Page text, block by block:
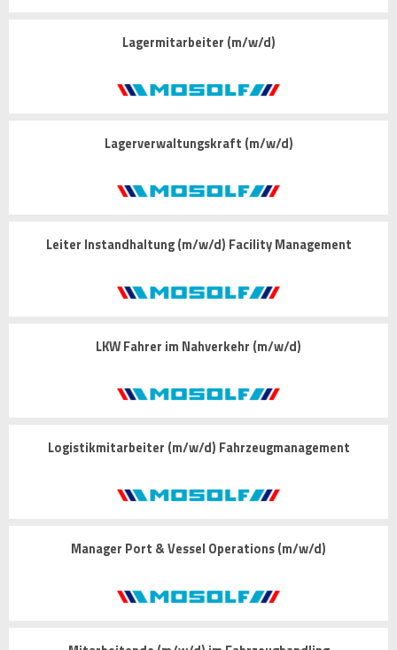
Lagermitarbeiter (m/w/d)
Lagerverwaltungskraft (m/w/d)
Leiter Instandhaltung (m/w/d) Facility Management
LKW Fahrer im Nahverkehr (m/w/d)
Logistikmitarbeiter (m/w/d) Fahrzeugmanagement
Manager Port & Vessel Operations (m/w/d)